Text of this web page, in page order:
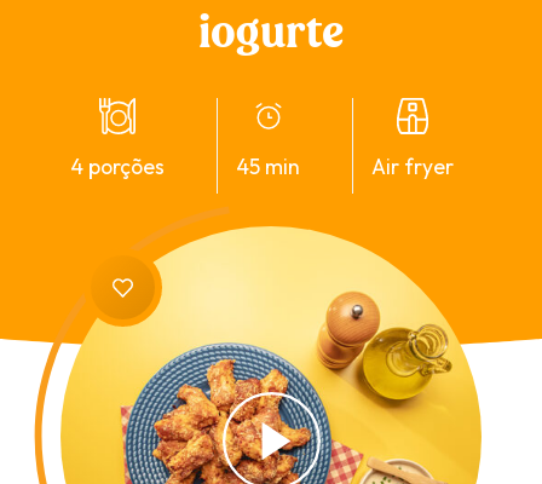
iogurte
4 porções 45 min air fryer